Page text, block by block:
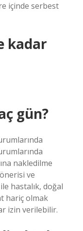
içinde serbest
kadar
gün?
nakledilme
ve
hastalık, doğal
hariç olmak
izin verilebilir.